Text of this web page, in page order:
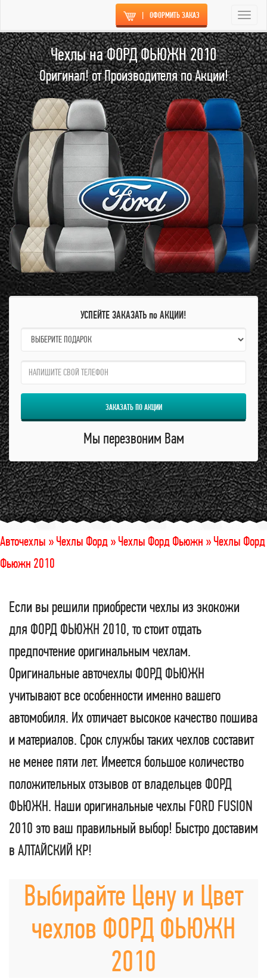
| ОФОРМИТЬ ЗАКАЗ
Чехлы на ФОРД ФЬЮЖН 2010
Оригинал! от Производителя по Акции!
УСПЕЙТЕ ЗАКАЗАТЬ по АКЦИИ!
name:
qzw:
ЗАКАЗАТЬ ПО АКЦИИ
Мы перезвоним Вам
Авточехлы »Чехлы Форд »Чехлы Форд Фьюжн »Чехлы Форд
Фьюжн 2010
Если вы решили приобрести чехлы из экокожи
для ФОРД ФЬЮЖН 2010, то стоит отдать
предпочтение оригинальным чехлам.
Оригинальные авточехлы ФОРД ФЬЮЖН
учитывают все особенности именно вашего
автомобиля. Их отличает высокое качество пошива
и материалов. Срок службы таких чехлов составит
не менее пяти лет. Имеется большое количество
положительных отзывов от владельцев ФОРД
ФЬЮЖН. Наши оригинальные чехлы FORD FUSION
2010 это ваш правильный выбор! Быстро доставим
в АЛТАЙСКИЙ КР!
Выбирайте Цену и Цвет
чехлов ФОРД ФЬЮЖН
2010